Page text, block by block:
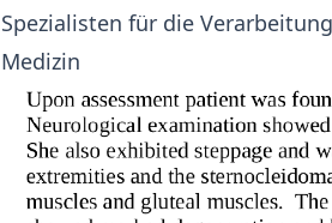
Spezialisten für die
Medizin